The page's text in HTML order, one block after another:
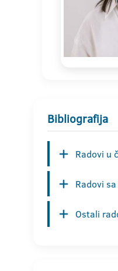
Bibliografija
Radovi u
Radovi
Ostali